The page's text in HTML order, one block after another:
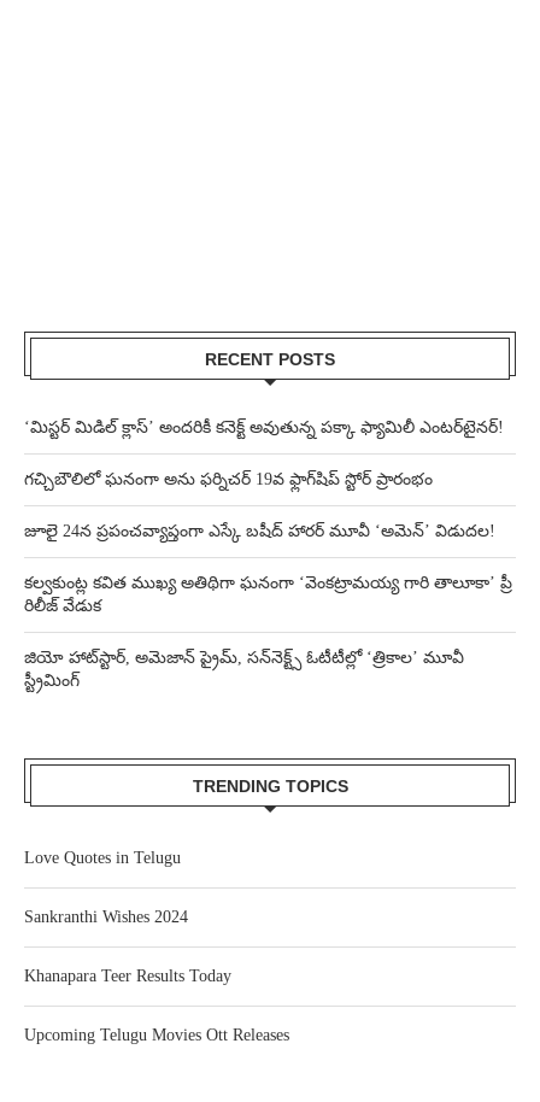
RECENT POSTS
‘మిస్టర్ మిడిల్ క్లాస్’ అందరికీ కనెక్ట్ అవుతున్న పక్కా ఫ్యామిలీ ఎంటర్‌టైనర్!
గచ్చిబౌలిలో ఘనంగా అను ఫర్నిచర్ 19వ ఫ్లాగ్‌షిప్ స్టోర్ ప్రారంభం
జూలై 24న ప్రపంచవ్యాప్తంగా ఎస్కే బషీద్‌ హారర్ మూవీ ‘అమెన్’ విడుదల!
కల్వకుంట్ల కవిత ముఖ్య అతిథిగా ఘనంగా ‘వెంకట్రామయ్య గారి తాలూకా’ ప్రీ
రిలీజ్ వేడుక
జియో హాట్‌స్టార్, అమెజాన్ ప్రైమ్, సన్‌నెక్ట్స్ ఓటీటీల్లో ‘త్రికాల’ మూవీ
స్ట్రీమింగ్
TRENDING TOPICS
Love Quotes in Telugu
Sankranthi Wishes 2024
Khanapara Teer Results Today
Upcoming Telugu Movies Ott Releases